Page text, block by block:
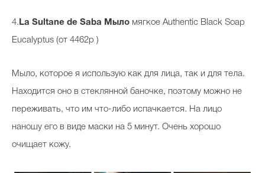
4. La Sultane de Saba Мыло мягкое Authentic Black Soap
Eucalyptus (от 4462р )
Мыло, которое я использую как для лица, так и для тела.
Находится оно в стеклянной баночке, поэтому можно не
переживать, что им что-либо испачкается. На лицо
наношу его в виде маски на 5 минут. Очень хорошо
очищает кожу.